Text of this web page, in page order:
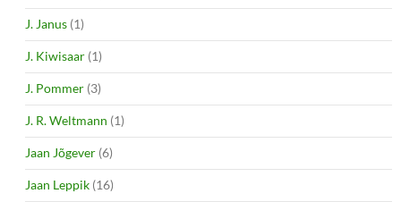
J. Janus (1)
J. Kiwisaar (1)
J. Pommer (3)
J. R. Weltmann (1)
Jaan Jõgever (6)
Jaan Leppik (16)